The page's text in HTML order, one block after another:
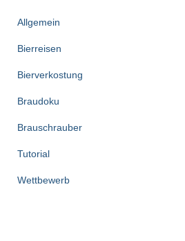
Allgemein
Bierreisen
Bierverkostung
Braudoku
Brauschrauber
Tutorial
Wettbewerb